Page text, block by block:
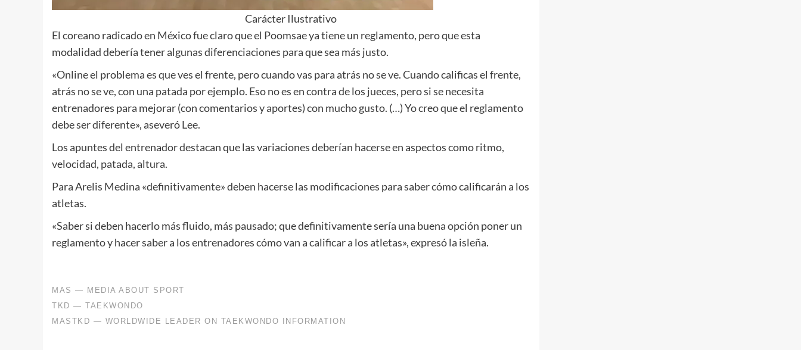
Carácter Ilustrativo
El coreano radicado en México fue claro que el Poomsae ya tiene un reglamento, pero que esta
modalidad debería tener algunas diferenciaciones para que sea más justo.
«Online el problema es que ves el frente, pero cuando vas para atrás no se ve. Cuando calificas el frente,
atrás no se ve, con una patada por ejemplo. Eso no es en contra de los jueces, pero si se necesita
entrenadores para mejorar (con comentarios y aportes) con mucho gusto. (…) Yo creo que el reglamento
debe ser diferente», aseveró Lee.
Los apuntes del entrenador destacan que las variaciones deberían hacerse en aspectos como ritmo,
velocidad, patada, altura.
Para Arelis Medina «definitivamente» deben hacerse las modificaciones para saber cómo calificarán a los
atletas.
«Saber si deben hacerlo más fluido, más pausado; que definitivamente sería una buena opción poner un
reglamento y hacer saber a los entrenadores cómo van a calificar a los atletas», expresó la isleña.